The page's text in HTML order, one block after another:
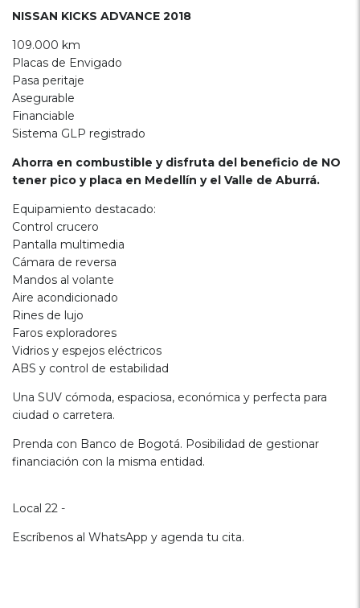
NISSAN KICKS ADVANCE 2018
109.000 km
Placas de Envigado
Pasa peritaje
Asegurable
Financiable
Sistema GLP registrado
Ahorra en combustible y disfruta del beneficio de NO
tener pico y placa en Medellín y el Valle de Aburrá.
Equipamiento destacado:
Control crucero
Pantalla multimedia
Cámara de reversa
Mandos al volante
Aire acondicionado
Rines de lujo
Faros exploradores
Vidrios y espejos eléctricos
ABS y control de estabilidad
Una SUV cómoda, espaciosa, económica y perfecta para
ciudad o carretera.
Prenda con Banco de Bogotá. Posibilidad de gestionar
financiación con la misma entidad.
Local 22 -
Escríbenos al WhatsApp y agenda tu cita.